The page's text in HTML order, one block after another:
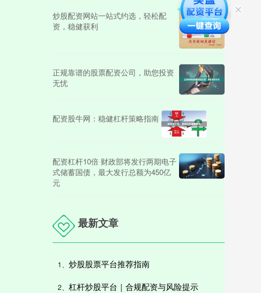
炒股配资网站一站式约选，轻松配
资，稳健获利
正规靠谱的股票配资公司，助您投资
无忧
配资股牛网：稳健杠杆策略指南
配资杠杆10倍 财政部将发行两期电子
式储蓄国债，最大发行总额为450亿
元
最新文章
1、 炒股股票平台推荐指南
2、 杠杆炒股平台｜合规配资与风险提示